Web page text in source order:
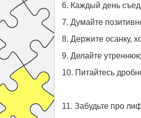
6. Каждый день
7. Думайте
8. Держите осанку,
9. Делайте утреннюю
10. Питайтесь
11. Забудьте про